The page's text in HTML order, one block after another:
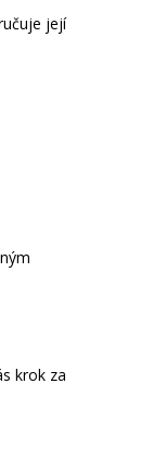
její
krok za